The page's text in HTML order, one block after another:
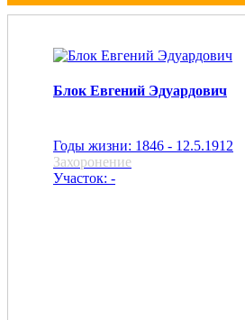
Блок Евгений Эдуардович
Годы жизни: 1846 - 12.5.1912
Захоронение
Участок: -